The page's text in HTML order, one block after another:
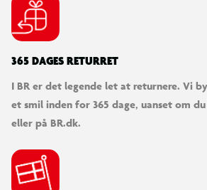
365 DAGES RETURRET
I BR er det legende let at returnere. Vi
et smil inden for 365 dage, uanset om
eller på BR.dk.